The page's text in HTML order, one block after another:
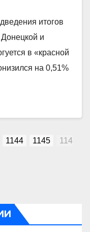
итогов
и
в «красной
на 0,51%
1144 1145 114